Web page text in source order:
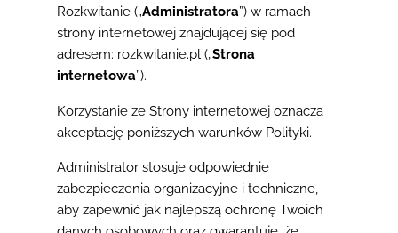
Rozkwitanie („Administratora”) w ramach
strony internetowej znajdującej się pod
adresem: rozkwitanie.pl („Strona
internetowa”).
Korzystanie ze Strony internetowej oznacza
akceptację poniższych warunków Polityki.
Administrator stosuje odpowiednie
zabezpieczenia organizacyjne i techniczne,
aby zapewnić jak najlepszą ochronę Twoich